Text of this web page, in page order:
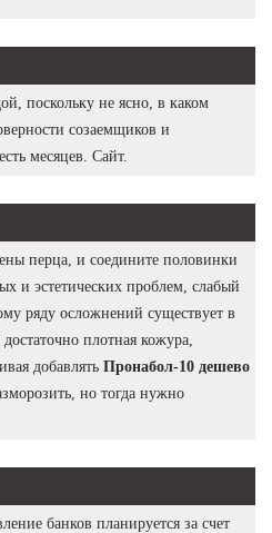
поскольку не ясно, в каком
созаемщиков и
месяцев. Сайт.
перца, и соедините половинки
и эстетических проблем, слабый
ряду осложнений существует в
плотная кожура,
добавлять Пронабол-10 дешево
но тогда нужно
банков планируется за счет